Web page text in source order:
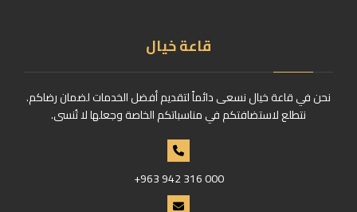
قاعة خيال
نحن في قاعة خيال نسعى دائماً لتقديم أفضل الخدمات لضمان رضاكم.
نتطلع لاستضافتكم في مناسباتكم الخاصة وجعلها لا تُنسى.
+963 942 316 000